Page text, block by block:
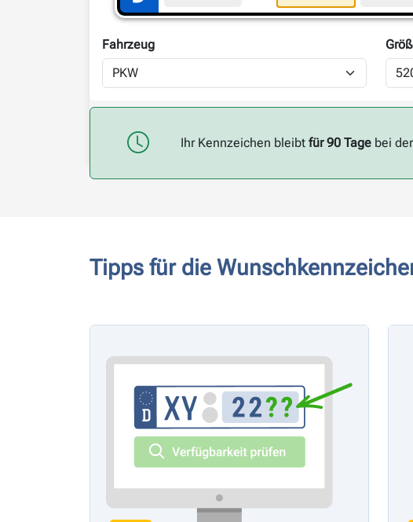
Fahrzeug
Ihr Kennzeichen bleibt für 90 Tagebei
Tipps für die